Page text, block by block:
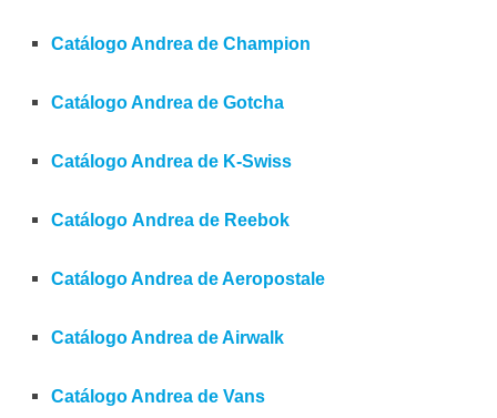
Catálogo Andrea de Champion
Catálogo Andrea de Gotcha
Catálogo Andrea de K-Swiss
Catálogo Andrea de Reebok
Catálogo Andrea de Aeropostale
Catálogo Andrea de Airwalk
Catálogo Andrea de Vans